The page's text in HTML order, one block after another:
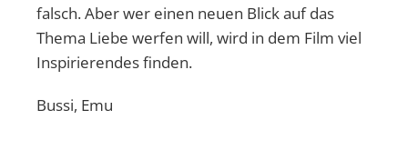
falsch. Aber wer einen neuen Blick auf das
Thema Liebe werfen will, wird in dem Film viel
Inspirierendes finden.
Bussi, Emu